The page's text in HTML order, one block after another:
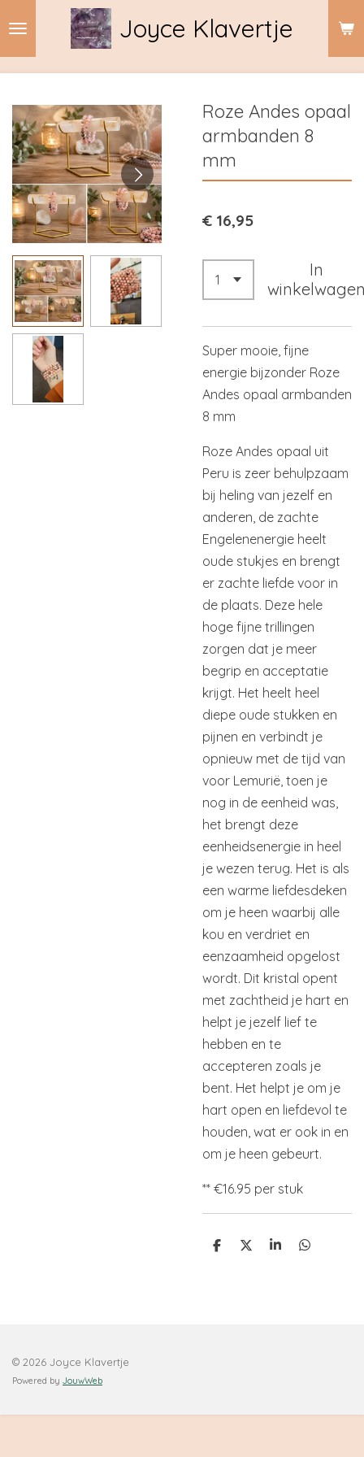
hoofdinhoud
Joyce Klavertje
Roze Andes opaal
armbanden 8
mm
€ 16,95
In
Super mooie, fijne
energie bijzonder Roze
Andes opaal armbanden
8 mm
Roze Andes opaal uit
Peru is zeer behulpzaam
bij heling van jezelf en
anderen, de zachte
Engelenenergie heelt
oude stukjes en brengt
er zachte liefde voor in
de plaats. Deze hele
hoge fijne trillingen
zorgen dat je meer
begrip en acceptatie
krijgt. Het heelt heel
diepe oude stukken en
pijnen en verbindt je
opnieuw met de tijd van
voor Lemurië, toen je
nog in de eenheid was,
het brengt deze
eenheidsenergie in heel
je wezen terug. Het is als
een warme liefdesdeken
om je heen waarbij alle
kou en verdriet en
eenzaamheid opgelost
wordt. Dit kristal opent
met zachtheid je hart en
helpt je jezelf lief te
hebben en te
accepteren zoals je
bent. Het helpt je om je
hart open en liefdevol te
houden, wat er ook in en
om je heen gebeurt.
** €16.95 per stuk
D
D
S
D
© 2026 Joyce Klavertje
Powered by JouwWeb